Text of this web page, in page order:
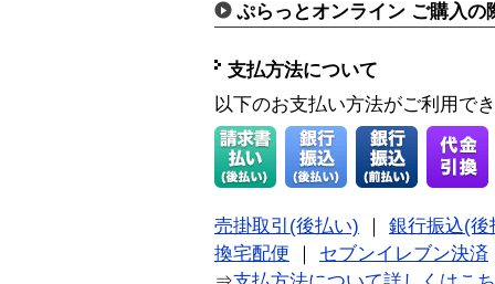
ぷらっとオンライン ご購入の
支払方法について
以下のお支払い方法がご利用で
売掛取引(後払い)
銀行振込(後
換宅配便
セブンイレブン決済